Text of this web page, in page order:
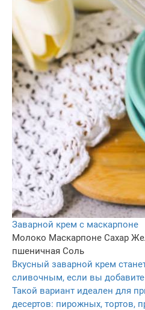
Заварной крем с маскарпоне
Молоко Маскарпоне Сахар
пшеничная Соль
Вкусный заварной крем
сливочным, если вы
Такой вариант идеален для
десертов: пирожных, тортов,